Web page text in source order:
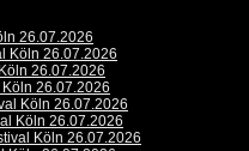
26.07.2026
Köln 26.07.2026
26.07.2026
Köln 26.07.2026
Köln 26.07.2026
Köln 26.07.2026
Köln 26.07.2026